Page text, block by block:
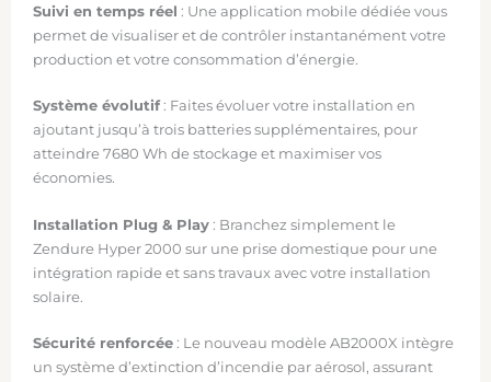
Suivi en temps réel : Une application mobile dédiée vous
permet de visualiser et de contrôler instantanément votre
production et votre consommation d’énergie.
Système évolutif : Faites évoluer votre installation en
ajoutant jusqu’à trois batteries supplémentaires, pour
atteindre 7680 Wh de stockage et maximiser vos
économies.
Installation Plug & Play : Branchez simplement le
Zendure Hyper 2000 sur une prise domestique pour une
intégration rapide et sans travaux avec votre installation
solaire.
Sécurité renforcée : Le nouveau modèle AB2000X intègre
un système d’extinction d’incendie par aérosol, assurant